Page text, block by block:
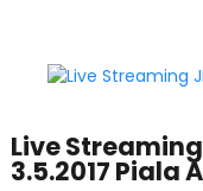
Live
3.5.2017 Piala